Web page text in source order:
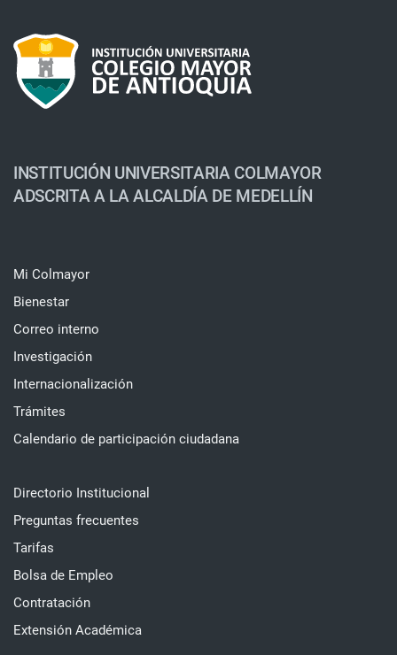
INSTITUCIÓN UNIVERSITARIA COLMAYOR
ADSCRITA A LA ALCALDÍA DE MEDELLÍN
Mi Colmayor
Bienestar
Correo interno
Investigación
Internacionalización
Trámites
Calendario de participación ciudadana
Directorio Institucional
Preguntas frecuentes
Tarifas
Bolsa de Empleo
Contratación
Extensión Académica